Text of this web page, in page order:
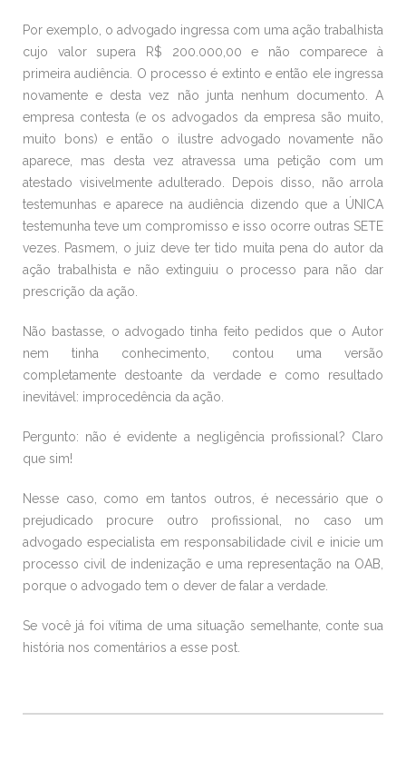
Por exemplo, o advogado ingressa com uma ação trabalhista
cujo valor supera R$ 200.000,00 e não comparece à
primeira audiência. O processo é extinto e então ele ingressa
novamente e desta vez não junta nenhum documento. A
empresa contesta (e os advogados da empresa são muito,
muito bons) e então o ilustre advogado novamente não
aparece, mas desta vez atravessa uma petição com um
atestado visivelmente adulterado. Depois disso, não arrola
testemunhas e aparece na audiência dizendo que a ÚNICA
testemunha teve um compromisso e isso ocorre outras SETE
vezes. Pasmem, o juiz deve ter tido muita pena do autor da
ação trabalhista e não extinguiu o processo para não dar
prescrição da ação.
Não bastasse, o advogado tinha feito pedidos que o Autor
nem tinha conhecimento, contou uma versão
completamente destoante da verdade e como resultado
inevitável: improcedência da ação.
Pergunto: não é evidente a negligência profissional? Claro
que sim!
Nesse caso, como em tantos outros, é necessário que o
prejudicado procure outro profissional, no caso um
advogado especialista em responsabilidade civil e inicie um
processo civil de indenização e uma representação na OAB,
porque o advogado tem o dever de falar a verdade.
Se você já foi vítima de uma situação semelhante, conte sua
história nos comentários a esse post.